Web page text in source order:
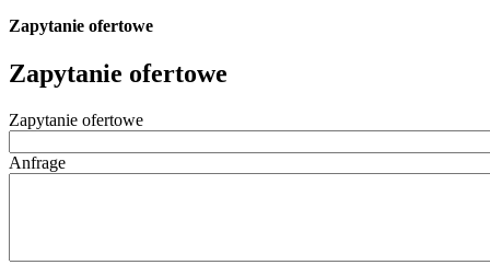
Zapytanie ofertowe
Zapytanie ofertowe
Zapytanie ofertowe
Anfrage